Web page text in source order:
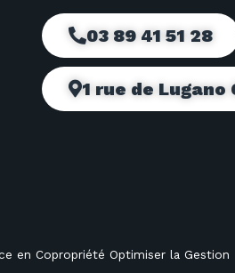
03 89 41 51 28
1 rue de
en Copropriété Optimiser la Gestion